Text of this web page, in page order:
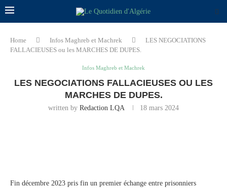
Home Infos Maghreb et Machrek
LES NEGOCIATIONS
FALLACIEUSES ou les MARCHES DE DUPES.
Infos Maghreb et Machrek
LES NEGOCIATIONS FALLACIEUSES OU LES
MARCHES DE DUPES.
written by Redaction LQA 18 mars 2024
Fin décembre 2023 pris fin un premier échange entre prisonniers